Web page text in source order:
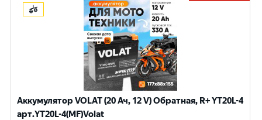
Аккумулятор VOLAT (20 Ач, 12 V) Обратная, R+ YT20L-4
арт.YT20L-4(MF)Volat